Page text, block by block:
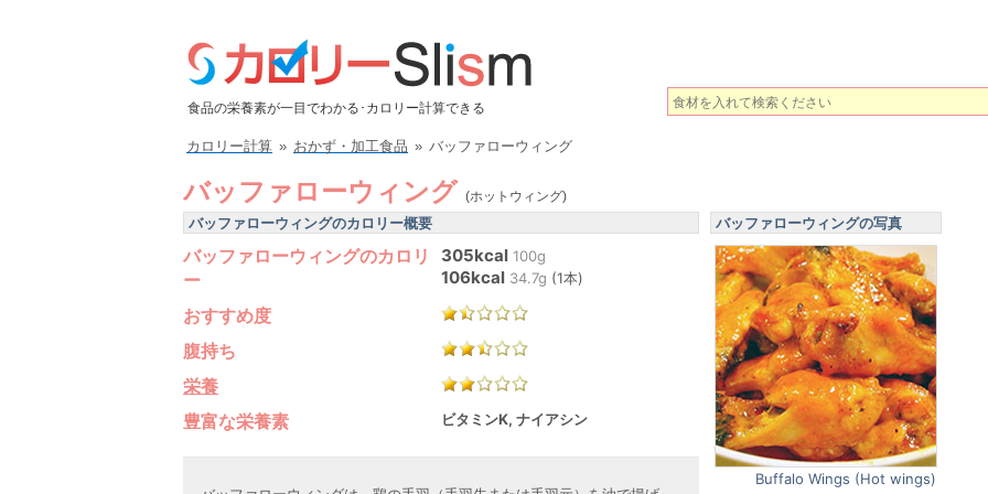
食品の栄養素が一目でわかる･カロリー計算できる
カロリー計算 » おかず・加工食品 » バッファローウィング
バッファローウィング (ホットウィング)
バッファローウィングのカロリー概要
バッファローウィングのカロリ
ー
305kcal 100g
106kcal 34.7g (1本)
おすすめ度
腹持ち
栄養
豊富な栄養素
ビタミンK, ナイアシン
バッファローウィングの写真
Buffalo Wings (Hot wings)